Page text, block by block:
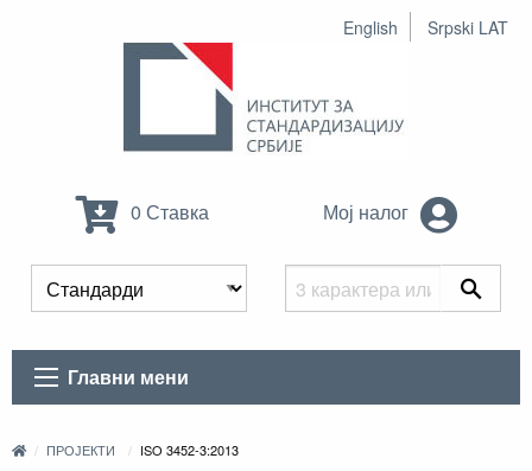
English Srpski LAT
0 Ставка Мој налог
Главни мени
ПРОЈЕКТИ ISO 3452-3:2013